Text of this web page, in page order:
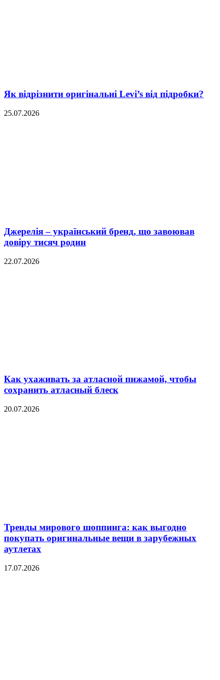
Як відрізнити оригінальні Levi’s від підробки?
25.07.2026
Джерелія – український бренд, що завоював
довіру тисяч родин
22.07.2026
Как ухаживать за атласной пижамой, чтобы
сохранить атласный блеск
20.07.2026
Тренды мирового шоппинга: как выгодно
покупать оригинальные вещи в зарубежных
аутлетах
17.07.2026